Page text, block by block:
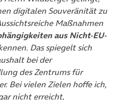
digitalen Souveränität zu
Maßnahmen
aus Nicht-EU-
Das spiegelt sich
bei der
des Zentrums für
Bei vielen Zielen hoffe ich,
nicht erreicht,